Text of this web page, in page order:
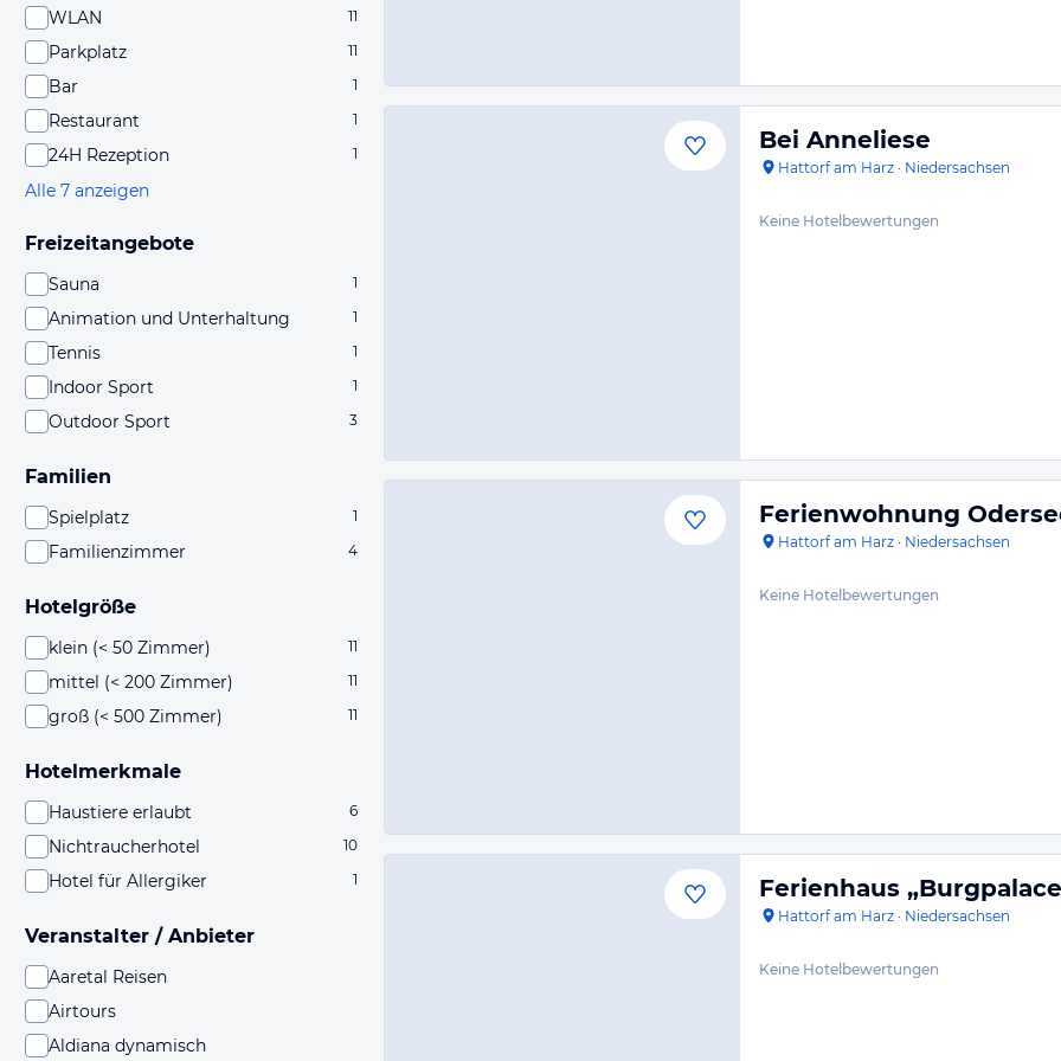
WLAN 11
Parkplatz 11
Bar 1
Restaurant 1
24H Rezeption 1
Alle 7 anzeigen
Freizeitangebote
Sauna 1
Animation und Unterhaltung 1
Tennis 1
Indoor Sport 1
Outdoor Sport 3
Familien
Spielplatz 1
Familienzimmer 4
Hotelgröße
klein (< 50 Zimmer) 11
mittel (< 200 Zimmer) 11
groß (< 500 Zimmer) 11
Hotelmerkmale
Haustiere erlaubt 6
Nichtraucherhotel 10
Hotel für Allergiker 1
Veranstalter / Anbieter
Aaretal Reisen
Airtours
Aldiana dynamisch
Bei Anneliese
Hattorf am Harz · Niedersachsen
Keine Hotelbewertungen
Ferienwohnung
Hattorf am Harz · Niedersachsen
Keine Hotelbewertungen
Ferienhaus
Hattorf am Harz · Niedersachsen
Keine Hotelbewertungen